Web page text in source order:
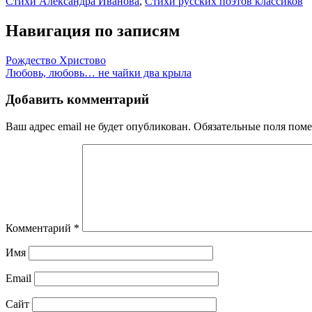
Навигация по записям
Рождество Христово
Любовь, любовь… не чайки два крыла
Добавить комментарий
Ваш адрес email не будет опубликован. Обязательные поля
Комментарий *
Имя
Email
Сайт